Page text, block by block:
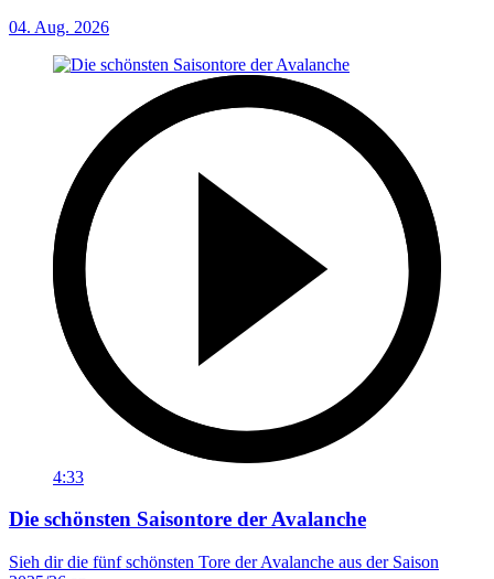
04. Aug. 2026
4:33
Die schönsten Saisontore der Avalanche
Sieh dir die fünf schönsten Tore der Avalanche aus der Saison